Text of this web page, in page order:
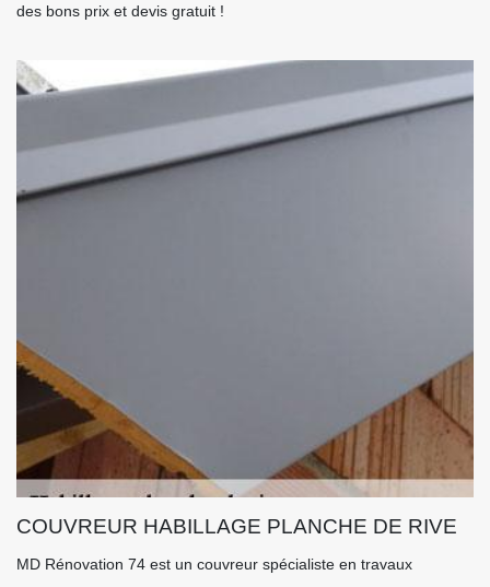
des bons prix et devis gratuit !
COUVREUR HABILLAGE PLANCHE DE RIVE
MD Rénovation 74 est un couvreur spécialiste en travaux